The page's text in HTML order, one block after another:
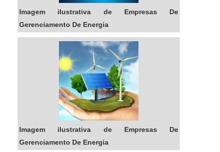
Essas tecnologias permitem uma gestão mais
precisa e eficiente da energia, resultando em
economia e redução de impacto ambiental.
CASOS DE SUCESSO
Empresas que adotaram as soluções de
gerenciamento de energia da Energia24Horas têm
alcançado resultados notáveis. Um exemplo é a
redução de 30% nos custos de energia em uma
grande indústria têxtil, graças à implementação de
tecnologias de automação e monitoramento
contínuo.
Imagem ilustrativa de Empresas De
Gerenciamento De Energia
Imagem ilustrativa de Empresas De
Gerenciamento De Energia